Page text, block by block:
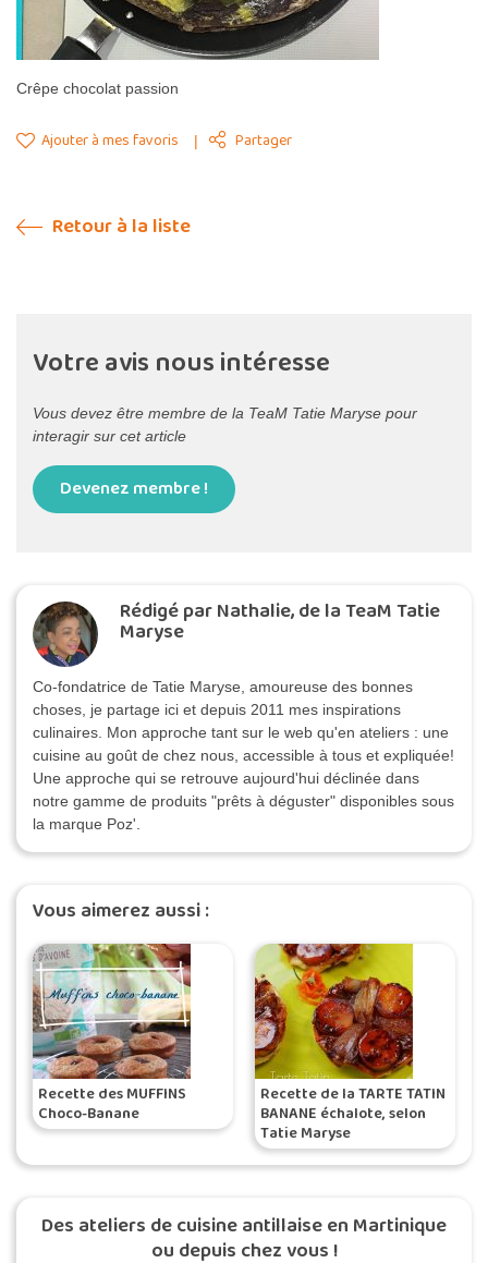
Crêpe chocolat passion
Ajouter à mes favoris Partager
Retour à la liste
Votre avis nous intéresse
Vous devez être membre de la TeaM Tatie Maryse pour
interagir sur cet article
Devenez membre !
Rédigé par Nathalie, de la TeaM Tatie
Maryse
Co-fondatrice de Tatie Maryse, amoureuse des bonnes
choses, je partage ici et depuis 2011 mes inspirations
culinaires. Mon approche tant sur le web qu'en ateliers : une
cuisine au goût de chez nous, accessible à tous et expliquée!
Une approche qui se retrouve aujourd'hui déclinée dans
notre gamme de produits "prêts à déguster" disponibles sous
la marque Poz'.
Vous aimerez aussi :
Recette des MUFFINS
Choco-Banane
Recette de la TARTE TATIN
BANANE échalote, selon
Tatie Maryse
Des ateliers de cuisine antillaise en Martinique
ou depuis chez vous !